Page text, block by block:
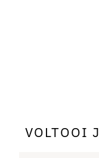
VOLTOOI